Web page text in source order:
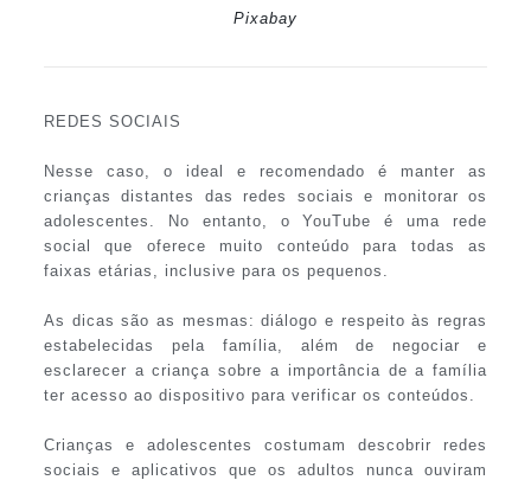
Pixabay
REDES SOCIAIS
Nesse caso, o ideal e recomendado é manter as
crianças distantes das redes sociais e monitorar os
adolescentes. No entanto, o YouTube é uma rede
social que oferece muito conteúdo para todas as
faixas etárias, inclusive para os pequenos.
As dicas são as mesmas: diálogo e respeito às regras
estabelecidas pela família, além de negociar e
esclarecer a criança sobre a importância de a família
ter acesso ao dispositivo para verificar os conteúdos.
Crianças e adolescentes costumam descobrir redes
sociais e aplicativos que os adultos nunca ouviram